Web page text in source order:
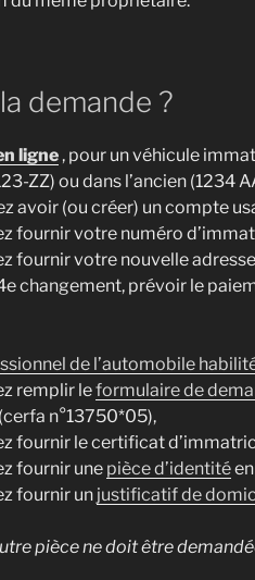
demande ?
ligne , pour un véhicule
ZZ) ou dans l’ancien (1234
avoir (ou créer) un compte
fournir votre numéro
fournir votre nouvelle
changement, prévoir le
de l’automobile
remplir leformulaire de
(cerfa n°13750*05),
fournir le certificat
fournir une pièce d’identité
fournir un justificatif de
pièce ne doit être